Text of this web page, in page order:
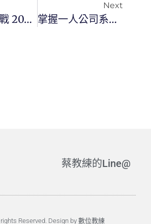
365攝影挑戰 20260514(四)133/365 Day3787
Next
掌握一人公司系統：從重複工作到自動增值
蔡教練的Line@
Reserved. Design by 數位教練